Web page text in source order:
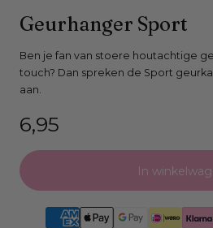
Open
0
in
modaal
Geurhanger Sport
Ben je fan van stoere houtachtige
touch? Dan spreken de Sport
aan.
Normale
prijs
6,95
In